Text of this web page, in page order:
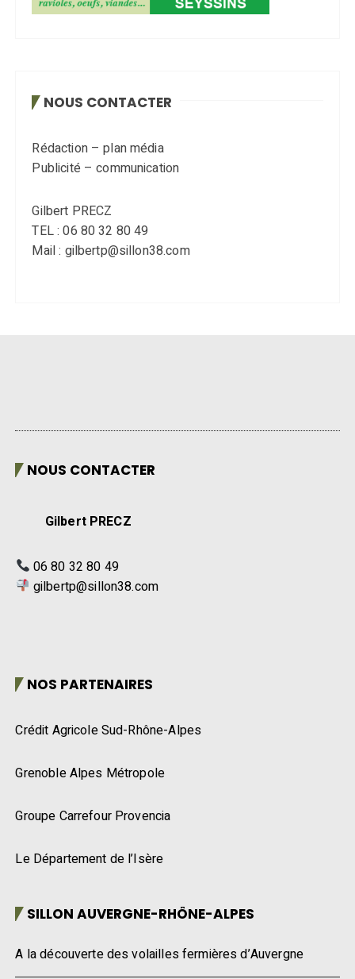
NOUS CONTACTER
Rédaction – plan média
Publicité – communication
Gilbert PRECZ
TEL : 06 80 32 80 49
Mail : gilbertp@sillon38.com
NOUS CONTACTER
Gilbert PRECZ
06 80 32 80 49
gilbertp@sillon38.com
NOS PARTENAIRES
Crédit Agricole Sud-Rhône-Alpes
Grenoble Alpes Métropole
Groupe Carrefour Provencia
Le Département de l’Isère
SILLON AUVERGNE-RHÔNE-ALPES
A la découverte des volailles fermières d’Auvergne